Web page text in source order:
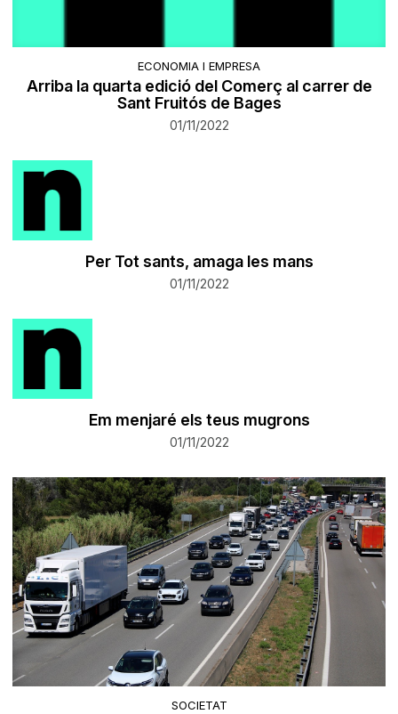
ECONOMIA I EMPRESA
Arriba la quarta edició del Comerç al carrer de
Sant Fruitós de Bages
01/11/2022
​Per Tot sants, amaga les mans
01/11/2022
​Em menjaré els teus mugrons
01/11/2022
SOCIETAT